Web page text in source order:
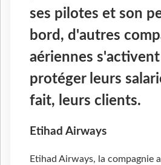
ses pilotes et son
bord, d'autres
aériennes
protéger leurs
fait, leurs clients.
Etihad Airways
Etihad Airways, la compagnie